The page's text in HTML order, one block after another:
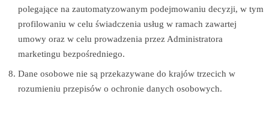
polegające na zautomatyzowanym podejmowaniu decyzji, w tym
profilowaniu w celu świadczenia usług w ramach zawartej
umowy oraz w celu prowadzenia przez Administratora
marketingu bezpośredniego.
Dane osobowe nie są przekazywane do krajów trzecich w
rozumieniu przepisów o ochronie danych osobowych.